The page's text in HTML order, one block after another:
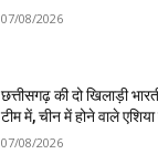
07/08/2026
छत्तीसगढ़ की दो खिलाड़ी
टीम में, चीन में होने वाले
07/08/2026